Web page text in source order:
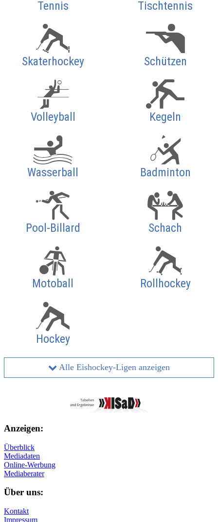
Tennis Tischtennis
Skaterhockey Schützen
Volleyball Kegeln
Wasserball Badminton
Pool-Billard Schach
Motoball Rollhockey
Hockey
Alle Eishockey-Ligen anzeigen
Anzeigen:
Überblick
Mediadaten
Online-Werbung
Mediaberater
Über uns:
Kontakt
Impressum